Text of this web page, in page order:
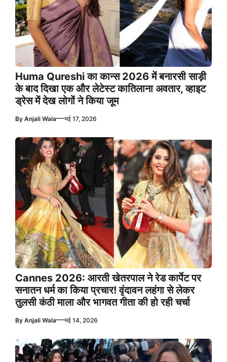
Huma Qureshi का कान्स 2026 में बनारसी साड़ी
के बाद दिखा एक और लेटेस्ट कातिलाना अवतार, व्हाइट
ड्रेस में देख लोगों ने किया जूम
By Anjali Wala—मई 17, 2026
Cannes 2026: आरती खेतरपाल ने रेड कार्पेट पर
सनातन धर्म का किया प्रचार! वृंदावन लहंगा से लेकर
तुलसी कंठी माला और भागवत गीता की हो रही चर्चा
By Anjali Wala—मई 14, 2026